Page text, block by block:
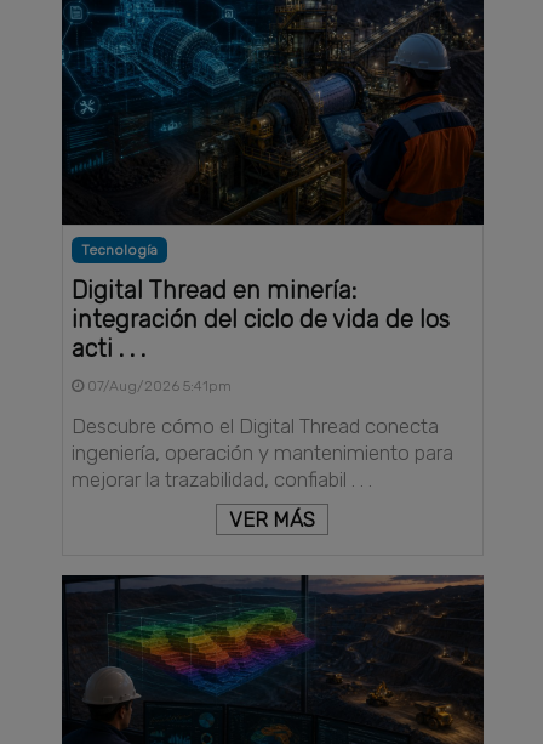
Tecnología
Digital Thread en minería:
integración del ciclo de vida de los
acti . . .
07/Aug/2026 5:41pm
Descubre cómo el Digital Thread conecta
ingeniería, operación y mantenimiento para
mejorar la trazabilidad, confiabil . . .
VER MÁS